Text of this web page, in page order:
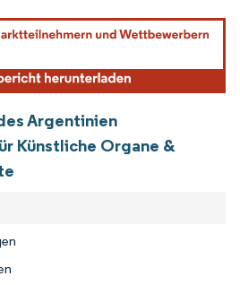
erfordert Namensnennung gemäß
Argentinien
Künstliche Organe &